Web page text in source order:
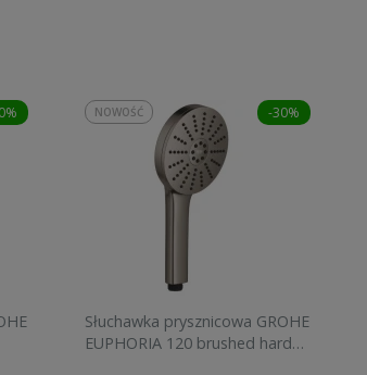
-30%
Słuchawka prysznicowa GROHE
EUPHORIA 120 brushed hard
NOWOŚĆ